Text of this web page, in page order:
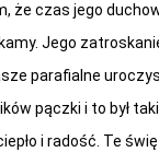
że czas jego
Jego
parafialne
pączki i to był
i radość. Te